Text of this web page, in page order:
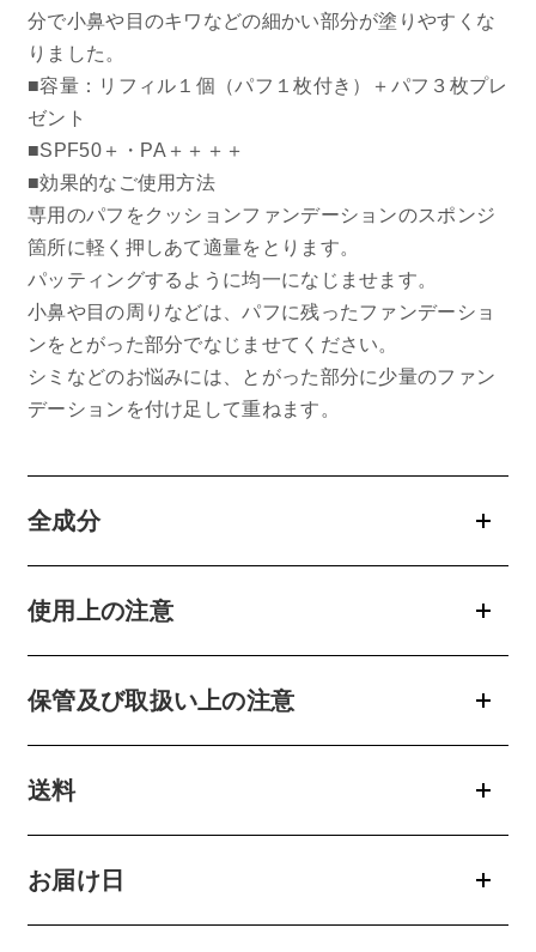
分で小鼻や目のキワなどの細かい部分が塗りやすくな
りました。
■容量：リフィル１個（パフ１枚付き）＋パフ３枚プレ
ゼント
■SPF50＋・PA＋＋＋＋
■効果的なご使用方法
専用のパフをクッションファンデーションのスポンジ
箇所に軽く押しあて適量をとります。
パッティングするように均一になじませます。
小鼻や目の周りなどは、パフに残ったファンデーショ
ンをとがった部分でなじませてください。
シミなどのお悩みには、とがった部分に少量のファン
デーションを付け足して重ねます。
全成分
使用上の注意
保管及び取扱い上の注意
送料
お届け日